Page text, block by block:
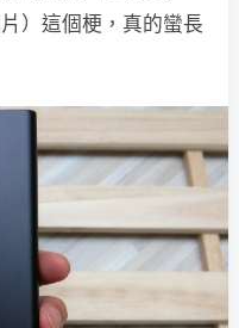
）這個梗，真的蠻長